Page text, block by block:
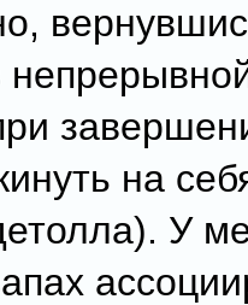
на
У